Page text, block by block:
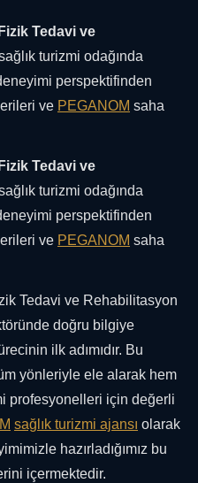
Tedavi ve
turizmi odağında
perspektifinden
ve PEGANOM saha
Tedavi ve
turizmi odağında
perspektifinden
ve PEGANOM saha
Tedavi ve Rehabilitasyon
doğru bilgiye
ilk adımıdır. Bu
yönleriyle ele alarak hem
profesyonelleri için değerli
sağlık turizmi ajansı olarak
hazırladığımız bu
içermektedir.